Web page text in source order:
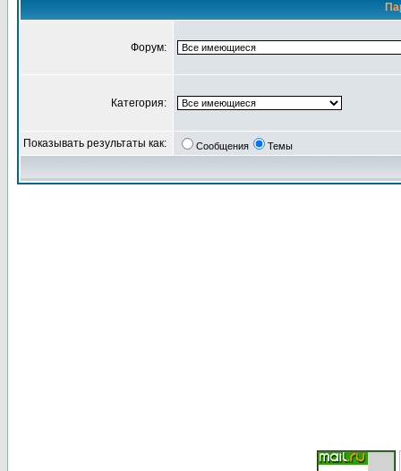
Форум:
Категория:
Показывать результаты как: Сообщения Темы